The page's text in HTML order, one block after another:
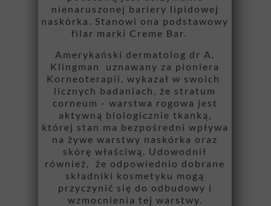
nienaruszonej bariery lipidowej
naskórka. Stanowi ona podstawowy
filar marki Creme Bar.
Amerykański dermatolog dr A.
Klingman uznawany za pioniera
Korneoterapii, wykazał w swoich
licznych badaniach, że stratum
corneum - warstwa rogowa jest
aktywną biologicznie tkanką,
której stan ma bezpośredni wpływa
na żywe warstwy naskórka oraz
skórę właściwą. Udowodnił
również, że odpowiednio dobrane
składniki kosmetyku mogą
przyczynić się do odbudowy i
wzmocnienia tej warstwy.